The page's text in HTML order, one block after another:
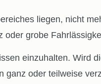
liegen, nicht
grobe
einzuhalten. Wird
oder teilweise